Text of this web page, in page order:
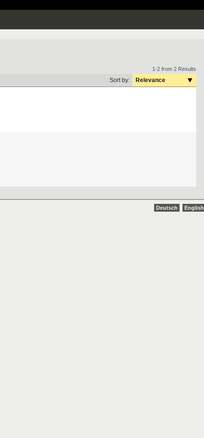
1-2 from 2 Results
Sort by: Relevance
Deutsch English